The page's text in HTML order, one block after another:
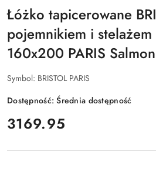
Łóżko tapicerowane
pojemnikiem i
160x200 PARIS Salmon
Symbol: BRISTOL PARIS
Dostępność:Średnia dostępność
cena:
3169.95